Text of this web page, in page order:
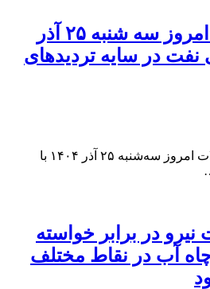
قیمت جهانی نفت امروز سه شنبه ۲۵ آذر
نفت در سایه تردیدهای
قیمت جهانی نفت در معاملات امروز سه‌شنبه ۲۵ آذر ۱۴۰۴ با
در برابر خواسته
تهران؛ ۱۲۰ چاه آب در نقاط مختلف